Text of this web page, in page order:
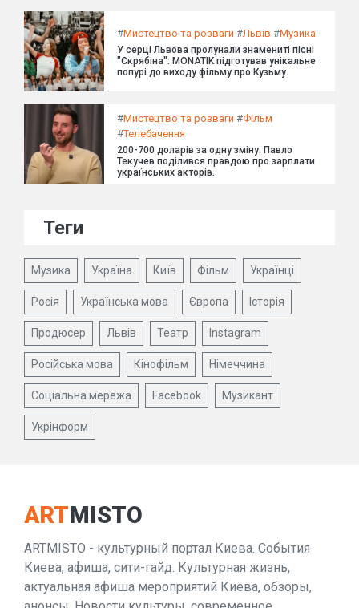
#Мистецтво та розваги #Львів #Музика
У серці Львова пролунали знамениті пісні
"Скрябіна": MONATIK підготував унікальне
попурі до виходу фільму про Кузьму.
#Мистецтво та розваги #Фільм
#Телебачення
200-700 доларів за одну зміну: Павло
Текучев поділився правдою про зарплати
українських акторів.
Теги
Музика Україна Київ Фільм Українці
Росія Українська мова Європа Історія
Продюсер Львів Театр Instagram
Російська мова Кінофільм Німеччина
Соціальна мережа Facebook Музикант
Укрінформ
ARTMISTO
ARTMISTO - культурный портал Киева. События
Киева, афиша, сити-гайд. Культурная жизнь,
актуальная афиша мероприятий Киева, обзоры,